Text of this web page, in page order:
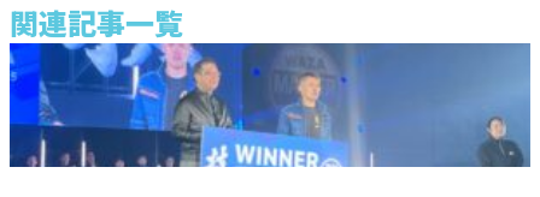
関連記事一覧